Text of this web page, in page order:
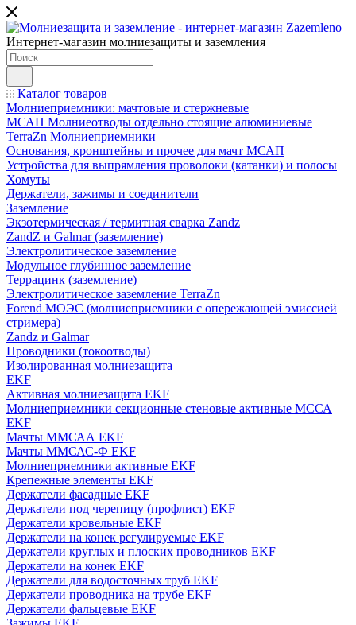
Интернет-магазин молниезащиты и заземления
Каталог товаров
Молниеприемники: мачтовые и стержневые
МСАП Молниеотводы отдельно стоящие алюминиевые
TerraZn Молниеприемники
Основания, кронштейны и прочее для мачт МСАП
Устройства для выпрямления проволоки (катанки) и полосы
Хомуты
Держатели, зажимы и соединители
Заземление
Экзотермическая / термитная сварка Zandz
ZandZ и Galmar (заземление)
Электролитическое заземление
Модульное глубинное заземление
Террацинк (заземление)
Электролитическое заземление TerraZn
Forend МОЭС (молниеприемники с опережающей эмиссией
стримера)
Zandz и Galmar
Проводники (токоотводы)
Изолированная молниезащита
EKF
Активная молниезащита EKF
Молниеприемники секционные стеновые активные МССА
EKF
Мачты ММСАА EKF
Мачты ММСАС-Ф EKF
Молниеприемники активные EKF
Крепежные элементы EKF
Держатели фасадные EKF
Держатели под черепицу (профлист) EKF
Держатели кровельные EKF
Держатели на конек регулируемые EKF
Держатели круглых и плоских проводников EKF
Держатели на конек EKF
Держатели для водосточных труб EKF
Держатели проводника на трубе EKF
Держатели фальцевые EKF